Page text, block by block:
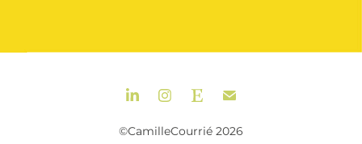
©CamilleCourrié 2026